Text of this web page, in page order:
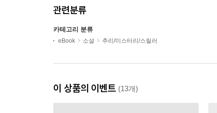
관련분류
카테고리 분류
eBook 소설 추리/미스터리/스릴러
이 상품의 이벤트 (13개)